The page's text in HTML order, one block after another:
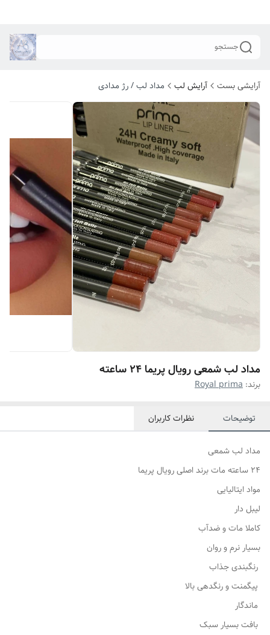
جستجو
آرایشی بست آرایش لب مداد لب / رژ مدادی
مداد لب شمعی رویال پریما 24 ساعته
برند: Royal prima
توضیحات نظرات کاربران
مداد لب شمعی
24 ساعته مات برند اصلی رویال پریما
مواد ایتالیایی
لیبل دار
کاملا مات و ضدآب
بسیار نرم و روان
رنگبندی جذاب
پیگمنت و رنگدهی بالا
ماندگار
بافت بسیار سبک